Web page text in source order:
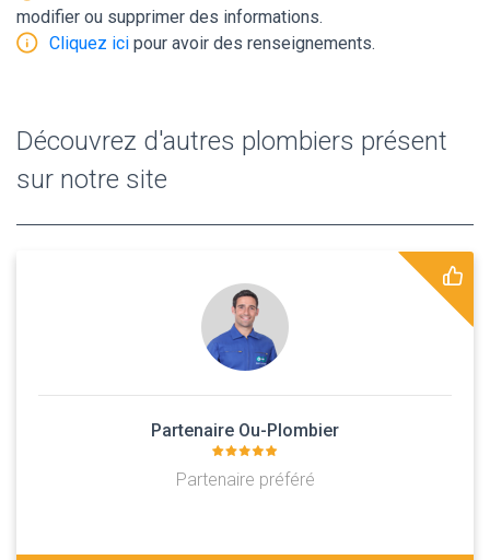
modifier ou supprimer des informations.
Cliquez ici pour avoir des renseignements.
Découvrez d'autres plombiers présent
sur notre site
Partenaire Ou-Plombier
Partenaire préféré